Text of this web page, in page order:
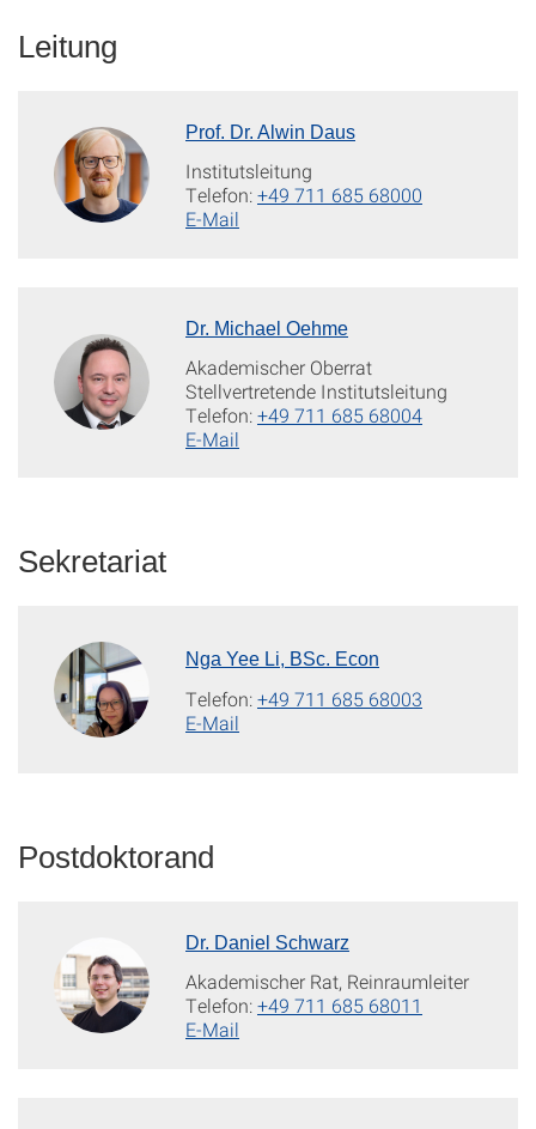
Leitung
Prof. Dr. Alwin Daus
Institutsleitung
Telefon:+49 711 685 68000
E-Mail
Dr. Michael Oehme
Akademischer Oberrat
Stellvertretende Institutsleitung
Telefon:+49 711 685 68004
E-Mail
Sekretariat
Nga Yee Li, BSc. Econ
Telefon:+49 711 685 68003
E-Mail
Postdoktorand
Dr. Daniel Schwarz
Akademischer Rat, Reinraumleiter
Telefon:+49 711 685 68011
E-Mail